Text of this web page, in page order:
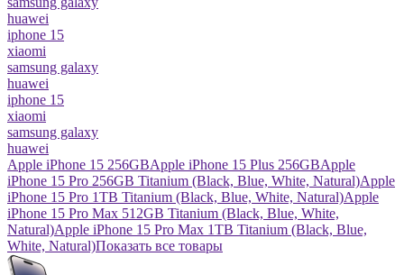
huawei
iphone 15
xiaomi
samsung galaxy
huawei
iphone 15
xiaomi
samsung galaxy
huawei
Apple iPhone 15 256GBApple iPhone 15 Plus 256GBApple
iPhone 15 Pro 256GB Titanium (Black, Blue, White, Natural)Apple
iPhone 15 Pro 1TB Titanium (Black, Blue, White, Natural)Apple
iPhone 15 Pro Max 512GB Titanium (Black, Blue, White,
Natural)Apple iPhone 15 Pro Max 1TB Titanium (Black, Blue,
White, Natural)Показать все товары